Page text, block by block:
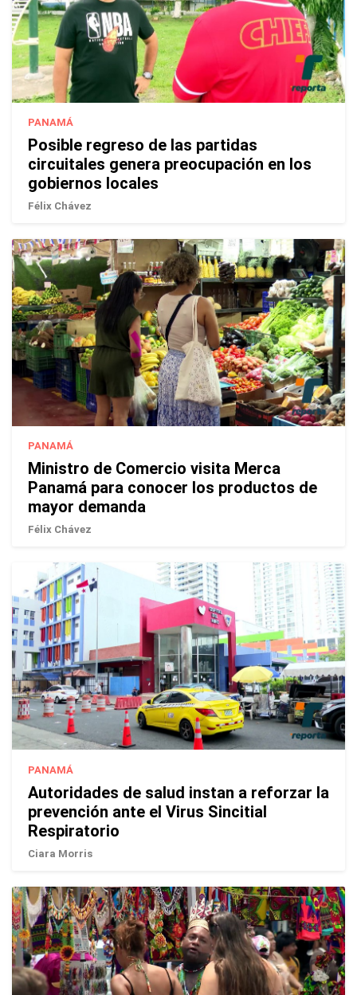
PANAMÁ
Posible regreso de las partidas
circuitales genera preocupación en los
gobiernos locales
Félix Chávez
PANAMÁ
Ministro de Comercio visita Merca
Panamá para conocer los productos de
mayor demanda
Félix Chávez
PANAMÁ
Autoridades de salud instan a reforzar la
prevención ante el Virus Sincitial
Respiratorio
Ciara Morris